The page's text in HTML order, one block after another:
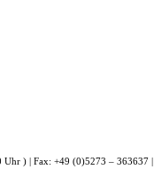
) | Fax: +49 (0)5273 – 363637